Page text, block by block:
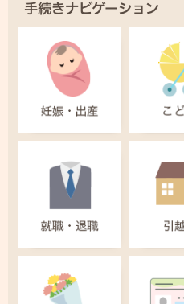
手続きナビゲーション